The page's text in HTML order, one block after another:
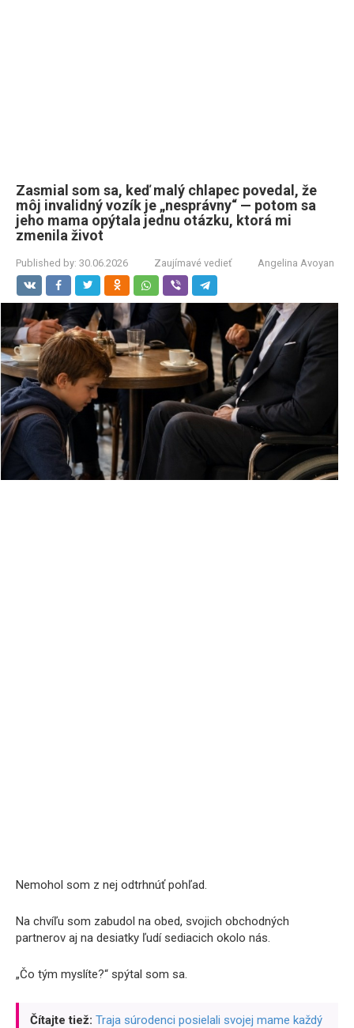
Zasmial som sa, keď malý chlapec povedal, že
môj invalidný vozík je „nesprávny“ — potom sa
jeho mama opýtala jednu otázku, ktorá mi
zmenila život
Published by: 30.06.2026 Zaujímavé vedieť Angelina Avoyan
Nemohol som z nej odtrhnúť pohľad.
Na chvíľu som zabudol na obed, svojich obchodných
partnerov aj na desiatky ľudí sediacich okolo nás.
„Čo tým myslíte?“ spýtal som sa.
Čítajte tiež: Traja súrodenci posielali svojej mame každý